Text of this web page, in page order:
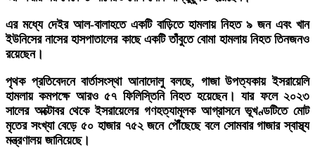
এর মধ্যে দেইর আল-বালাহতে একটি বাড়িতে হামলায় নিহত ৯ জন এবং খান
ইউনিসের নাসের হাসপাতালের কাছে একটি তাঁবুতে বোমা হামলায় নিহত তিনজনও
রয়েছেন।
পৃথক প্রতিবেদনে বার্তাসংস্থা আনাদোলু বলছে, গাজা উপত্যকায় ইসরায়েলি
হামলায় কমপক্ষে আরও ৫৭ ফিলিস্তিনি নিহত হয়েছেন। যার ফলে ২০২৩
সালের অক্টোবর থেকে ইসরায়েলের গণহত্যামূলক আগ্রাসনে ভূখণ্ডটিতে মোট
মৃতের সংখ্যা বেড়ে ৫০ হাজার ৭৫২ জনে পৌঁছেছে বলে সোমবার গাজার স্বাস্থ্য
মন্ত্রণালয় জানিয়েছে।